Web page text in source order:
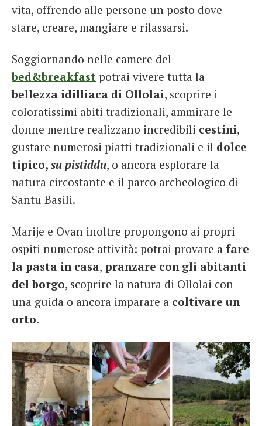
vita, offrendo alle persone un posto dove
stare, creare, mangiare e rilassarsi.
Soggiornando nelle camere del
bed&breakfast potrai vivere tutta la
bellezza idilliaca di Ollolai, scoprire i
coloratissimi abiti tradizionali, ammirare le
donne mentre realizzano incredibili cestini,
gustare numerosi piatti tradizionali e il dolce
tipico, su pistiddu, o ancora esplorare la
natura circostante e il parco archeologico di
Santu Basili.
Marije e Ovan inoltre propongono ai propri
ospiti numerose attività: potrai provare a fare
la pasta in casa, pranzare con gli abitanti
del borgo, scoprire la natura di Ollolai con
una guida o ancora imparare a coltivare un
orto.